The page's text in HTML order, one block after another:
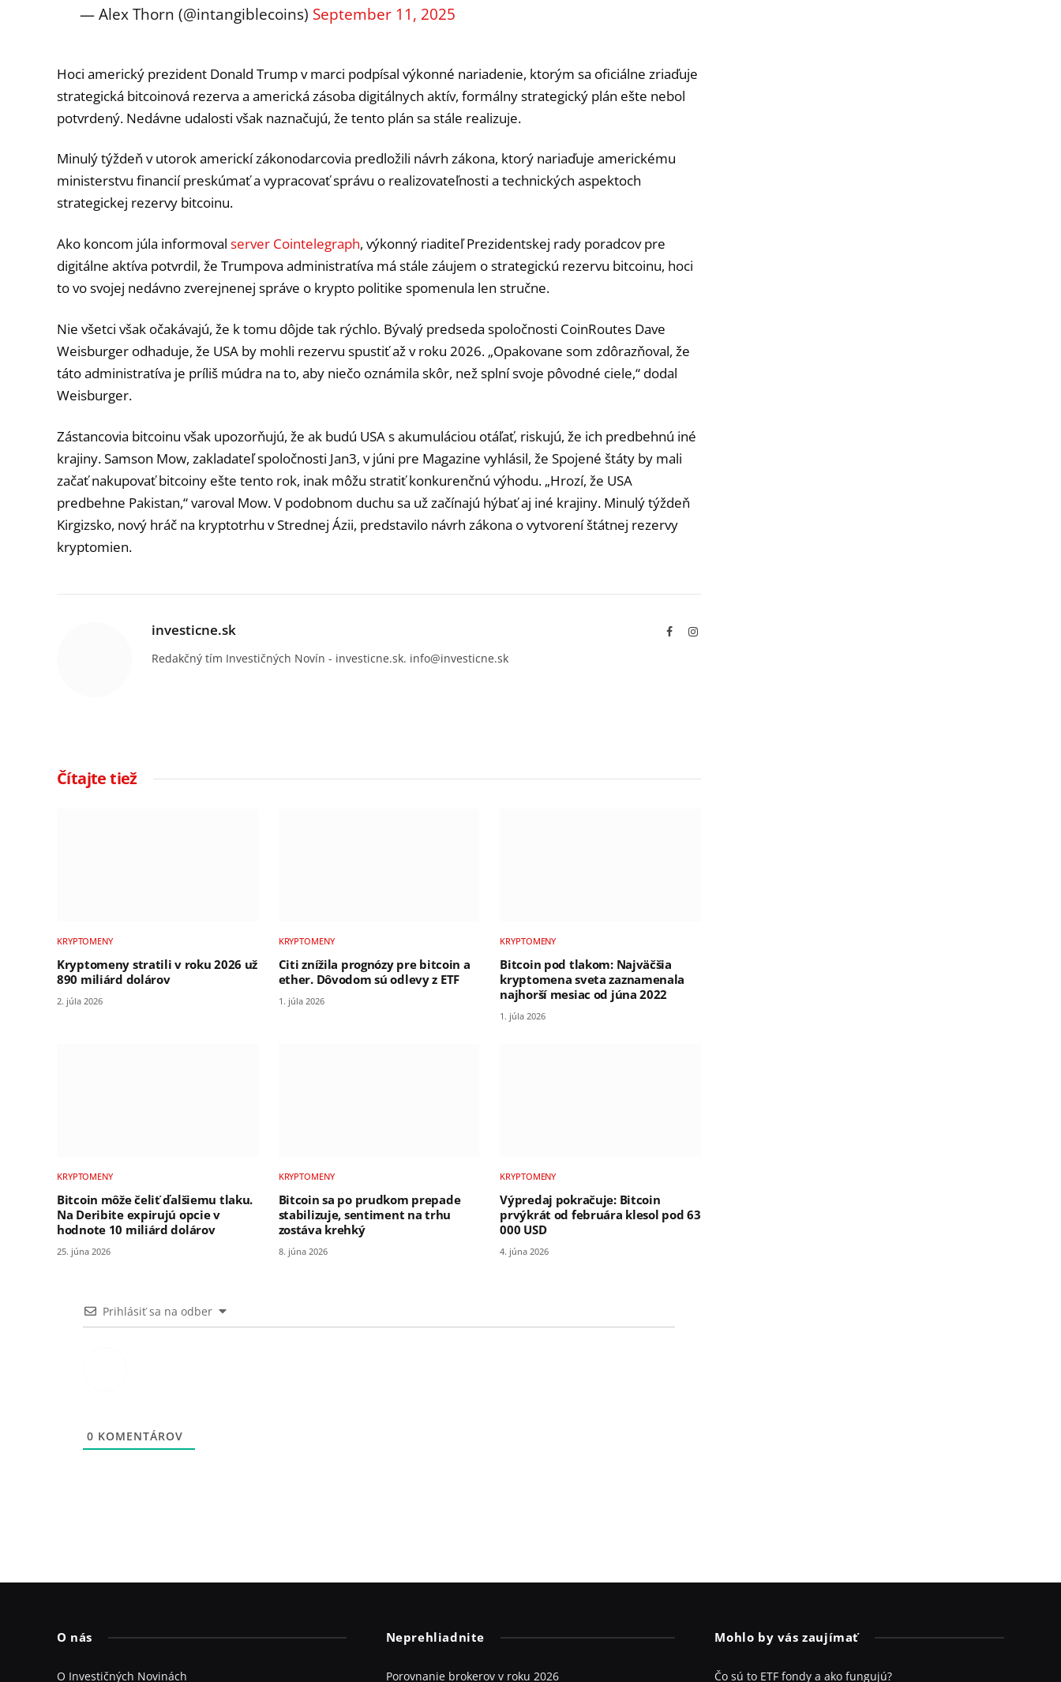
— Alex Thorn (@intangiblecoins) September 11, 2025
Hoci americký prezident Donald Trump v marci podpísal výkonné nariadenie, ktorým sa oficiálne zriaďuje
strategická bitcoinová rezerva a americká zásoba digitálnych aktív, formálny strategický plán ešte nebol
potvrdený. Nedávne udalosti však naznačujú, že tento plán sa stále realizuje.
Minulý týždeň v utorok americkí zákonodarcovia predložili návrh zákona, ktorý nariaďuje americkému
ministerstvu financií preskúmať a vypracovať správu o realizovateľnosti a technických aspektoch
strategickej rezervy bitcoinu.
Ako koncom júla informoval server Cointelegraph, výkonný riaditeľ Prezidentskej rady poradcov pre
digitálne aktíva potvrdil, že Trumpova administratíva má stále záujem o strategickú rezervu bitcoinu, hoci
to vo svojej nedávno zverejnenej správe o krypto politike spomenula len stručne.
Nie všetci však očakávajú, že k tomu dôjde tak rýchlo. Bývalý predseda spoločnosti CoinRoutes Dave
Weisburger odhaduje, že USA by mohli rezervu spustiť až v roku 2026. „Opakovane som zdôrazňoval, že
táto administratíva je príliš múdra na to, aby niečo oznámila skôr, než splní svoje pôvodné ciele,“ dodal
Weisburger.
Zástancovia bitcoinu však upozorňujú, že ak budú USA s akumuláciou otáľať, riskujú, že ich predbehnú iné
krajiny. Samson Mow, zakladateľ spoločnosti Jan3, v júni pre Magazine vyhlásil, že Spojené štáty by mali
začať nakupovať bitcoiny ešte tento rok, inak môžu stratiť konkurenčnú výhodu. „Hrozí, že USA
predbehne Pakistan,“ varoval Mow. V podobnom duchu sa už začínajú hýbať aj iné krajiny. Minulý týždeň
Kirgizsko, nový hráč na kryptotrhu v Strednej Ázii, predstavilo návrh zákona o vytvorení štátnej rezervy
kryptomien.
investicne.sk FacebookInstagram
Redakčný tím Investičných Novín - investicne.sk. info@investicne.sk
Čítajte tiež
KRYPTOMENY
Kryptomeny stratili v roku 2026 už
890 miliárd dolárov
2. júla 2026
KRYPTOMENY
Citi znížila prognózy pre bitcoin a
ether. Dôvodom sú odlevy z ETF
1. júla 2026
KRYPTOMENY
Bitcoin pod tlakom: Najväčšia
kryptomena sveta zaznamenala
najhorší mesiac od júna 2022
1. júla 2026
KRYPTOMENY
Bitcoin môže čeliť ďalšiemu tlaku.
Na Deribite expirujú opcie v
hodnote 10 miliárd dolárov
25. júna 2026
KRYPTOMENY
Bitcoin sa po prudkom prepade
stabilizuje, sentiment na trhu
zostáva krehký
8. júna 2026
KRYPTOMENY
Výpredaj pokračuje: Bitcoin
prvýkrát od februára klesol pod 63
000 USD
4. júna 2026
Prihlásiť sa na odber
0 KOMENTÁROV
O nás
O Investičných Novinách
Neprehliadnite
Porovnanie brokerov v roku 2026
Mohlo by vás zaujímať
Čo sú to ETF fondy a ako fungujú?